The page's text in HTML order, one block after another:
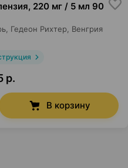
, 220 мг / 5 мл 90
Гедеон Рихтер, Венгрия
р.
В корзину